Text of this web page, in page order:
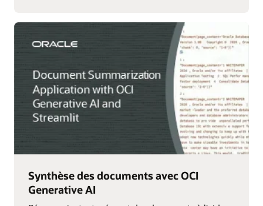
Synthèse des documents avec OCI
Generative AI